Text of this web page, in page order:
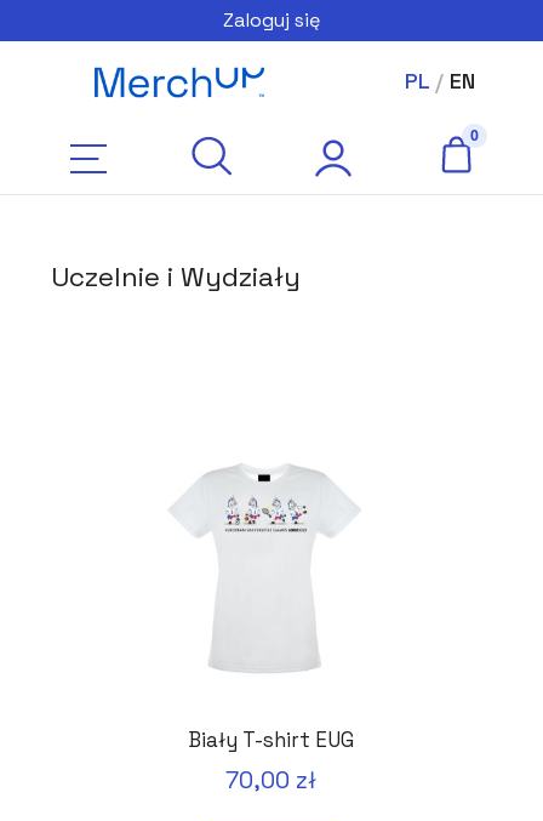
Zaloguj się
PL/ EN
Uczelnie i Wydziały
Biały T-shirt EUG
70,00 zł